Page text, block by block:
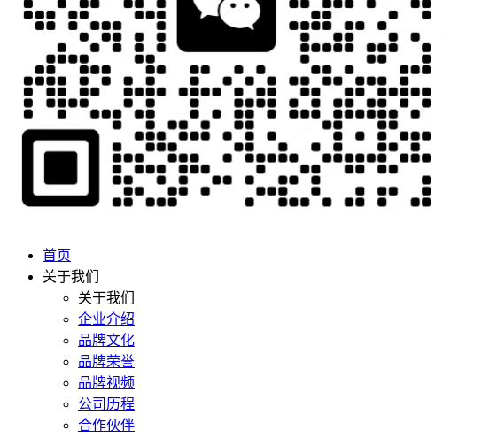
首页
关于我们
关于我们
企业介绍
品牌文化
品牌荣誉
品牌视频
公司历程
合作伙伴